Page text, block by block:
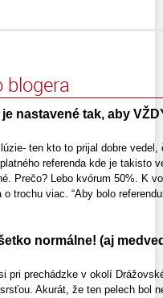
blogera
je nastavené tak, aby
ten kto to prijal dobre vedel,
referenda kde je takisto
Prečo? Lebo kvórum 50%. K
o trochu viac. “Aby bolo
normálne! (aj
pri prechádzke v okolí
Akurát, že ten pelech bol